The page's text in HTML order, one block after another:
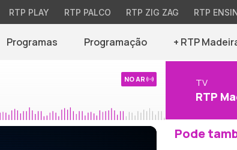
RTP PLAY RTP PALCO RTP ZIG ZAG RTP
Programas Programação + RTP
NO AR TV
RTP
Pode